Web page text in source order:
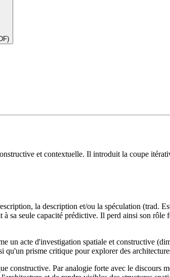
et contextuelle. Il introduit la coupe
la description et/ou la spéculation (trad.
sa seule capacité prédictive. Il perd ainsi son
un acte d'investigation spatiale et constructive
qu'un prisme critique pour explorer des
constructive. Par analogie forte avec le